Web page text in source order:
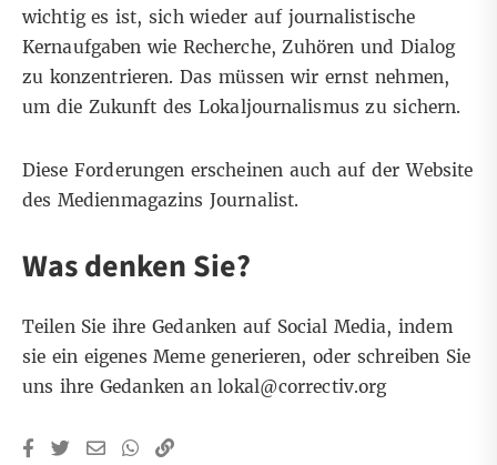
wichtig es ist, sich wieder auf journalistische
Kernaufgaben wie Recherche, Zuhören und Dialog
zu konzentrieren. Das müssen wir ernst nehmen,
um die Zukunft des Lokaljournalismus zu sichern.
Diese Forderungen erscheinen auch auf derWebsite
des Medienmagazins Journalist.
Was denken Sie?
Teilen Sie ihre Gedanken auf Social Media, indem
sie ein eigenes Meme generieren, oder schreiben Sie
uns ihre Gedanken anlokal@correctiv.org